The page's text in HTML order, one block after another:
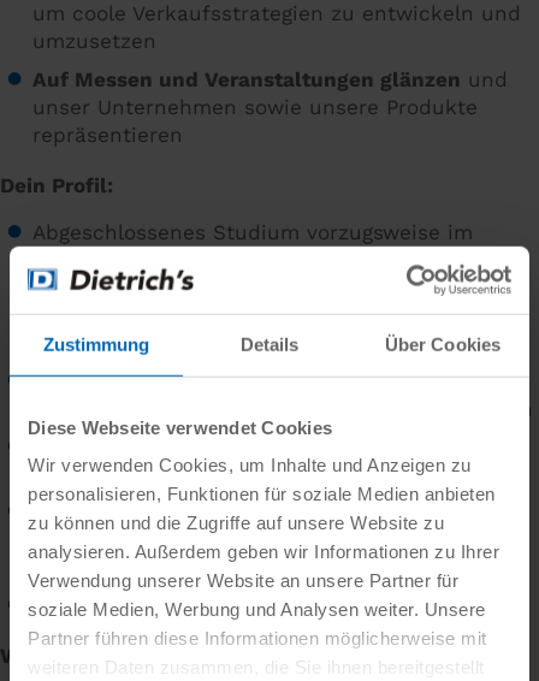
Zustimmung Details Über Cookies
Diese Webseite verwendet Cookies
Wir verwenden Cookies, um Inhalte und Anzeigen zu
personalisieren, Funktionen für soziale Medien anbieten
zu können und die Zugriffe auf unsere Website zu
analysieren. Außerdem geben wir Informationen zu Ihrer
Verwendung unserer Website an unsere Partner für
soziale Medien, Werbung und Analysen weiter. Unsere
Partner führen diese Informationen möglicherweise mit
weiteren Daten zusammen, die Sie ihnen bereitgestellt
um coole Verkaufsstrategien zu entwickeln und
umzusetzen
Auf Messen und Veranstaltungen glänzen und
unser Unternehmen sowie unsere Produkte
repräsentieren
Dein Profil:
Abgeschlossenes Studium vorzugsweise im
Bereich Holztechnik, Marketing oder eine
vergleichbare Qualifikation. Alternativ eine
abgeschlossene Handwerksausbildung im
Holzbau
Mehrjährige Erfahrung im Vertrieb von
Softwarelösungen, idealerweise im SaaS-Bereich
Verhandlungsfähigkeiten
Kundenorientierte Denkweise und die Fähigkeit,
komplexe technische Sachverhalte verständlich
zu vermitteln
Reisebereitschaft und Flexibilität
Wir bieten: